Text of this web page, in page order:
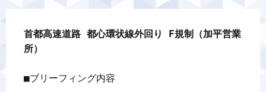
首都高速道路 都心環状線外回り F規制（加平営業
所）
■ブリーフィング内容